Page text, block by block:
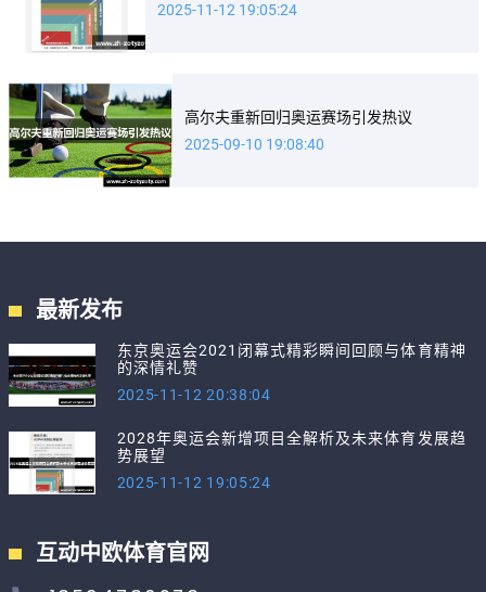
2025-11-12 19:05:24
高尔夫重新回归奥运赛场引发热议
2025-09-10 19:08:40
最新发布
东京奥运会2021闭幕式精彩瞬间回顾与体育精神
的深情礼赞
2025-11-12 20:38:04
2028年奥运会新增项目全解析及未来体育发展趋
势展望
2025-11-12 19:05:24
互动中欧体育官网